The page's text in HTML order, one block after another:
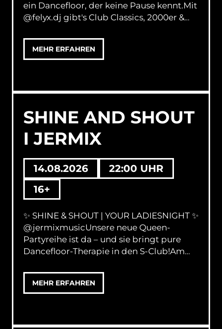
ein Dancefloor, der keine Pause kennt.Mit
@felyx.dj gibt's Club Classics, 2000er &
Laden mitsingen lassen.📅 08. August|
23:59 Uhr🎟️ 5 €*(7 € ab 01:00 Uhr)
MEHR ERFAHREN
SHINE AND SHOUT
I JERMIX
14.08.2026
22:00 UHR
16+
✨ SHINE & SHOUT | YOUR LADIESNIGHT ✨
@jermixmusicUnsere neue Queen-
Partyreihe ist da – und sie bringt pure
Dancefloor-Therapie in den S-Club!Am
voller Guilty Pleasures, Hot Girl Pop, Diva
Anthems und Pop-Icons & Bangers. 💖
eskaliert.DJ Jermix ist an den Decks und
MEHR ERFAHREN